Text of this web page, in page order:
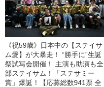
《祝59歳》日本中の【ステイサ
ム愛】が大暴走！ “勝手に”生誕
祭試写会開催！ 主演も助演も全
部ステイサム！「ステサミー
賞」爆誕！【応募総数941票 全